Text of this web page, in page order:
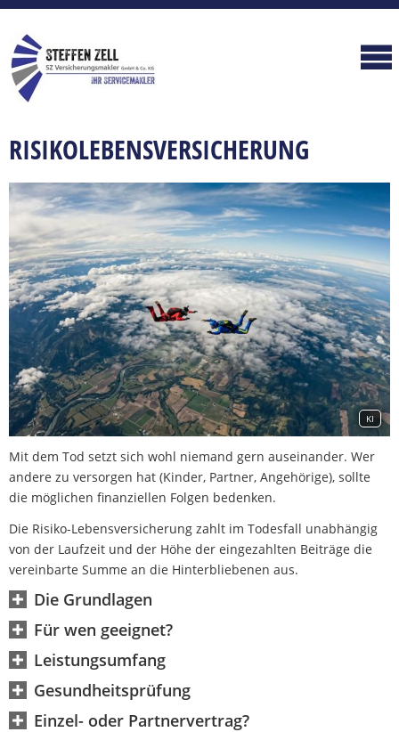
RISIKOLEBENSVERSICHERUNG
KI
Mit dem Tod setzt sich wohl niemand gern auseinander. Wer
andere zu versorgen hat (Kinder, Partner, Angehörige), sollte
die möglichen finanziellen Folgen bedenken.
Die Risiko-Lebensversicherung zahlt im Todesfall unabhängig
von der Laufzeit und der Höhe der eingezahlten Beiträge die
vereinbarte Summe an die Hinterbliebenen aus.
Die Grundlagen
Für wen geeignet?
Leistungsumfang
Gesundheitsprüfung
Einzel- oder Partnervertrag?
Datenschutzerklärung